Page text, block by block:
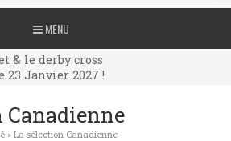
MENU
& le derby cross
Janvier 2027 !
& le derby cross
Janvier 2027 !
Janvier 2027 !
Canadienne
» La sélection Canadienne